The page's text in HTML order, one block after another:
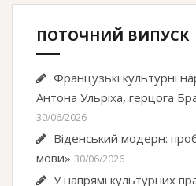
ПОТОЧНИЙ ВИПУСК
Французькі культурні
Антона Ульріха, герцога
30/06/2026
Віденський модерн:
мови» 30/06/2026
У напрямі культурних